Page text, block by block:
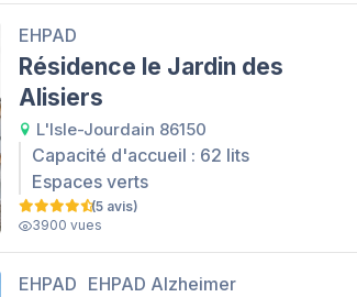
EHPAD
Résidence le Jardin des
Alisiers
L'Isle-Jourdain 86150
Capacité d'accueil : 62 lits
Espaces verts
(5 avis)
3900 vues
EHPAD EHPAD Alzheimer